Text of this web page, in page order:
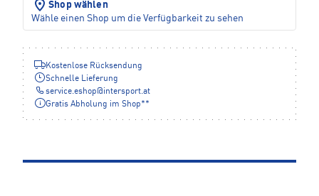
Shop wählen
Wähle einen Shop um die Verfügbarkeit zu sehen
Kostenlose Rücksendung
Schnelle Lieferung
service.eshop@intersport.at
Gratis Abholung im Shop**